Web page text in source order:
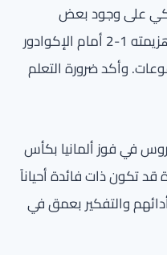
على وجود بعض
النواقص في أداء المنتخب بعد هزيمته 1-2 أمام الإكوادور
وأكد ضرورة التعلم
في فوز ألمانيا بكأس
الخسارة قد تكون ذات فائدة أحياناً
والتفكير بعمق في